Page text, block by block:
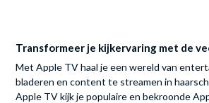
Transformeer je kijkervaring met de
Met Apple TV haal je een wereld van
bladeren en content te streamen in
Apple TV kijk je populaire en bekroonde